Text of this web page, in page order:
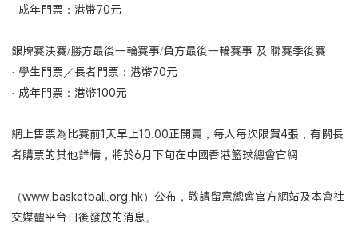
· 成年門票：港幣70元
銀牌賽決賽/勝方最後一輪賽事/負方最後一輪賽事 及 聯賽季後賽
· 學生門票／長者門票：港幣70元
· 成年門票：港幣100元
網上售票為比賽前1天早上10:00正開賣，每人每次限買4張，有關長
者購票的其他詳情，將於6月下旬在中國香港籃球總會官網
（www.basketball.org.hk）公布，敬請留意總會官方網站及本會社
交媒體平台日後發放的消息。